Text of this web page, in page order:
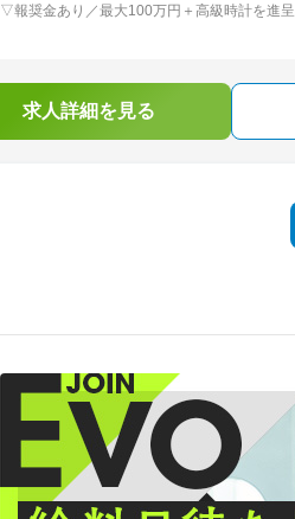
▽報奨金あり／最大100万円＋高級時計を進呈
求人詳細を見る